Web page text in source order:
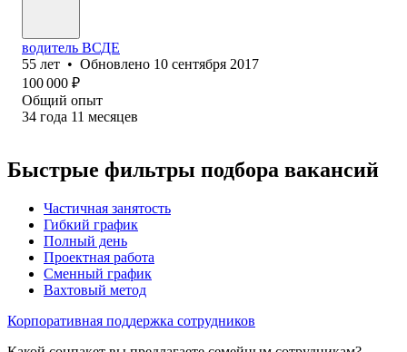
водитель ВСДЕ
55 лет • Обновлено 10 сентября 2017
100 000 ₽
Общий опыт
34 года 11 месяцев
Быстрые фильтры подбора вакансий
Частичная занятость
Гибкий график
Полный день
Проектная работа
Сменный график
Вахтовый метод
Корпоративная поддержка сотрудников